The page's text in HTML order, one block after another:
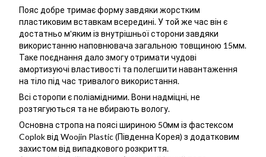
Пояс добре тримає форму завдяки жорстким
пластиковим вставкам всередині. У той же час він є
достатньо м'яким із внутрішньої сторони завдяки
використанню наповнювача загальною товщиною 15мм.
Таке поєднання дало змогу отримати чудові
амортизуючі властивості та полегшити навантаження
на тіло під час тривалого використання.
Всі сторопи є поліамідними. Вони надміцні, не
розтягуються та не вбирають вологу.
Основна стропа на поясі шириною 50мм із фастексом
Coplok від Woojin Plastic (Південна Корея) з додатковим
захистом від випадкового розкриття.